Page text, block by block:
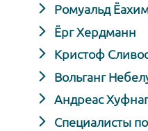
Ромуальд
Ёрг Хердманн
Кристоф
Вольганг
Андреас
Специалисты по